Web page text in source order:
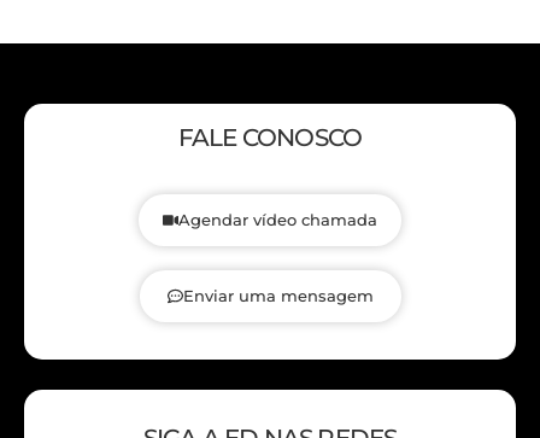
FALE CONOSCO
Agendar vídeo chamada
Enviar uma mensagem